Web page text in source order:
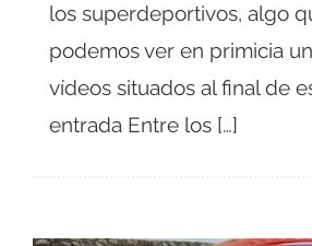
los superdeportivos, algo
podemos ver en primicia
vídeos situados al final de
entrada Entre los […]